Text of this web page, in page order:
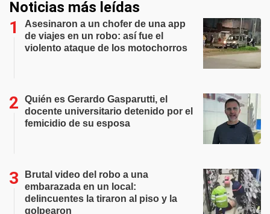
Noticias más leídas
Asesinaron a un chofer de una app
de viajes en un robo: así fue el
violento ataque de los motochorros
Quién es Gerardo Gasparutti, el
docente universitario detenido por el
femicidio de su esposa
Brutal video del robo a una
embarazada en un local:
delincuentes la tiraron al piso y la
golpearon